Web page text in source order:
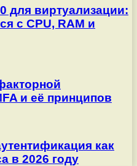
для виртуализации:
с CPU, RAM и
и её принципов
как
в 2026 году